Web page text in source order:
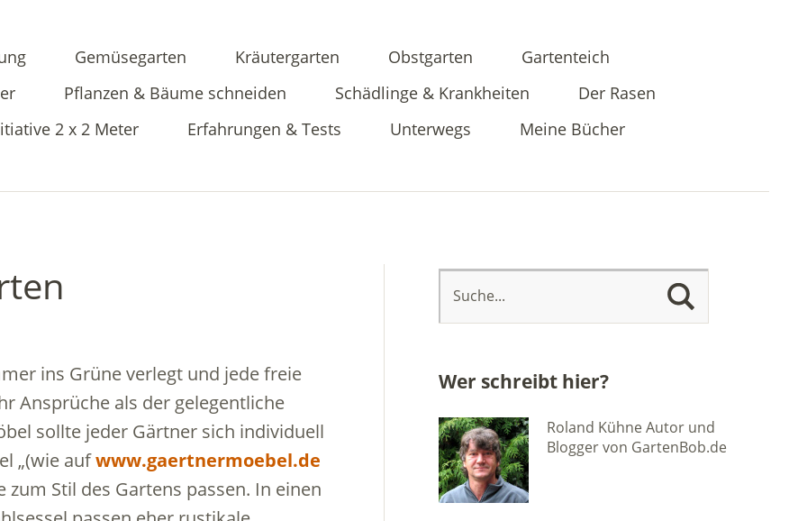
Gemüsegarten Kräutergarten Obstgarten
Gartenteich
Pflanzen & Bäume schneiden Schädlinge & Krankheiten
Der Rasen
2 x 2 Meter Erfahrungen & Tests Unterwegs Meine Bücher
ins Grüne verlegt und jede freie
Ansprüche als der gelegentliche
sollte jeder Gärtner sich individuell
„(wie aufwww.gaertnermoebel.de
Stil des Gartens passen. In einen
Wer schreibt hier?
Roland Kühne Autor und
Blogger von GartenBob.de